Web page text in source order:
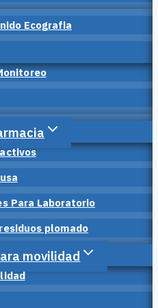
Ecografia
Para Laboratorio
plomado
movilidad